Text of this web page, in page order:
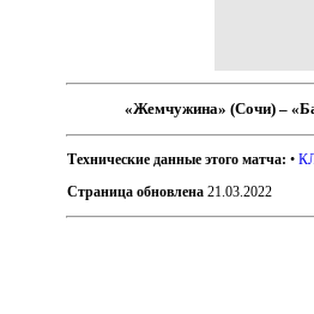
«Жемчужина» (Сочи) –
Технические данные этого матча: •
Страница обновлена 21.03.2022